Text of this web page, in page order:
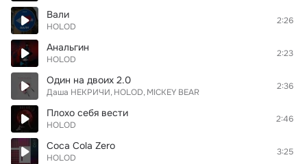
Вали
HOLOD
2:26
Анальгин
HOLOD
2:23
Один на двоих 2.0
Даша НЕКРИЧИ HOLOD MICKEY BEAR
2:36
Плохо себя вести
HOLOD
2:46
Coca Cola Zero
HOLOD
3:25